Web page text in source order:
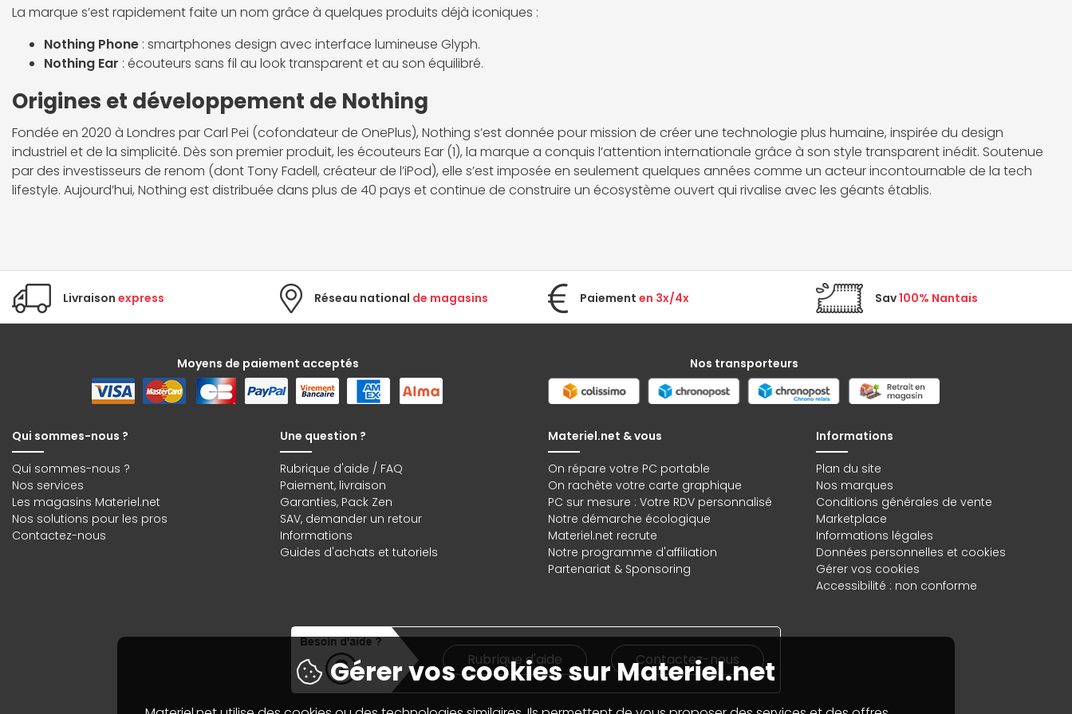
La marque s’est rapidement faite un nom grâce à quelques produits déjà iconiques :
Nothing Phone : smartphones design avec interface lumineuse Glyph.
Nothing Ear : écouteurs sans fil au look transparent et au son équilibré.
Origines et développement de Nothing
Fondée en 2020 à Londres par Carl Pei (cofondateur de OnePlus), Nothing s’est donnée pour mission de créer une technologie plus humaine, inspirée du design
industriel et de la simplicité. Dès son premier produit, les écouteurs Ear (1), la marque a conquis l’attention internationale grâce à son style transparent inédit. Soutenue
par des investisseurs de renom (dont Tony Fadell, créateur de l’iPod), elle s’est imposée en seulement quelques années comme un acteur incontournable de la tech
lifestyle. Aujourd’hui, Nothing est distribuée dans plus de 40 pays et continue de construire un écosystème ouvert qui rivalise avec les géants établis.
Livraison express Réseau national de magasins Paiement en 3x/4x Sav100% Nantais
Moyens de paiement acceptés Nos transporteurs
Qui sommes-nous ?
Qui sommes-nous ?
Nos services
Les magasins Materiel.net
Nos solutions pour les pros
Contactez-nous
Une question ?
Rubrique d'aide / FAQ
Paiement, livraison
Garanties, Pack Zen
SAV, demander un retour
Informations
Guides d'achats et tutoriels
Materiel.net & vous
On répare votre PC portable
On rachète votre carte graphique
PC sur mesure : Votre RDV personnalisé
Notre démarche écologique
Materiel.net recrute
Notre programme d'affiliation
Partenariat & Sponsoring
Informations
Plan du site
Nos marques
Conditions générales de vente
Marketplace
Informations légales
Données personnelles et cookies
Gérer vos cookies
Accessibilité : non conforme
Rubrique d'aide Contactez-nous
Gérer vos cookies sur Materiel.net